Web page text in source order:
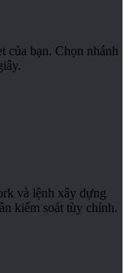
của bạn. Chọn nhánh
và lệnh xây dựng
kiểm soát tùy chỉnh.